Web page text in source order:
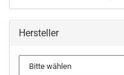
Hersteller